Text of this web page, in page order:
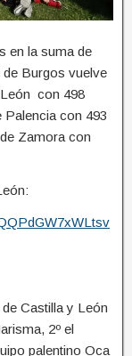
en la suma de
de Burgos vuelve
León con 498
Palencia con 493
Zamora con
Castilla y León
2º el
palentino Oca